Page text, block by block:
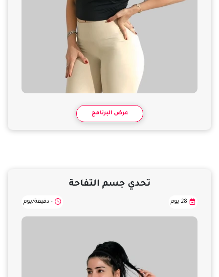
عرض البرنامج
تحدي جسم التفاحة
28 يوم - دقيقة/يوم